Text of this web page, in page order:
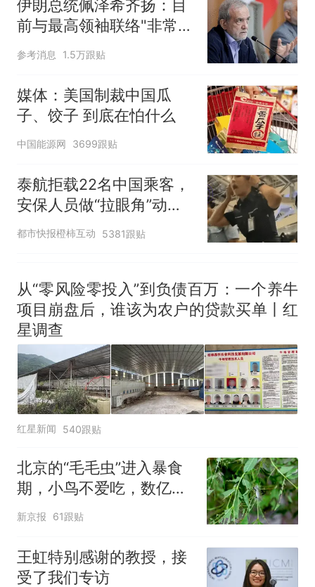
来源：参考消息）
笔试第一被第二名传话劝弃考
官方通报
制裁瓜子饺子，美国怕什
伊朗总统佩泽希齐扬：目
前与最高领袖联络"非常困
难"
参考消息 1.5万跟贴
媒体：美国制裁中国瓜
子、饺子 到底在怕什么
中国能源网 3699跟贴
泰航拒载22名中国乘客，
安保人员做“拉眼角”动
作，泰国机场最新回应：
拒绝登机决定由航司作
改签但没兑现
都市快报橙柿互动 5381跟贴
从“零风险零投入”到负债百万：一个养牛
项目崩盘后，谁该为农户的贷款买单丨红
星调查
红星新闻 540跟贴
北京的“毛毛虫”进入暴食
期，小鸟不爱吃，数亿头
小蜂迎战
新京报 61跟贴
王虹特别感谢的教授，接
受了我们专访